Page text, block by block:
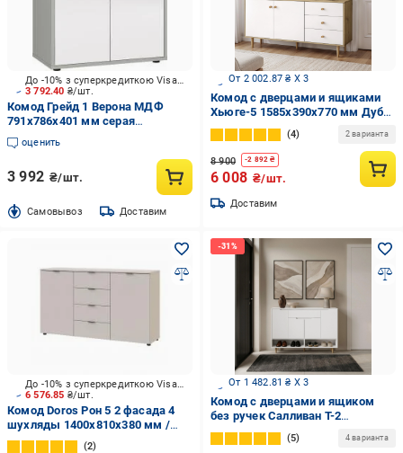
3 792.40 ₴/шт.
До -10% з суперкредиткою Visa Вигода
Комод Грейд 1 Верона МДФ
791x786x401 мм серая
шиншилла/белый снег глянец
оценить
3 992 ₴/шт.
Cамовывоз Доставим
От 2 002.87 ₴ X 3
Комод с дверцами и ящиками
Хьюге-5 1585x390x770 мм Дуб
Артизан/Белый
4 2 варианта
8 900 -2 892 ₴
6 008 ₴/шт.
Доставим
6 576.85 ₴/шт.
До -10% з суперкредиткою Visa Вигода
Комод Doros Рон 5 2 фасада 4
шухляды 1400x810x380 мм /
кашемир
2
От 1 482.81 ₴ X 3
Комод с дверцами и ящиком
без ручек Салливан Т-2
1200x330x830 мм Белый
5 4 варианта